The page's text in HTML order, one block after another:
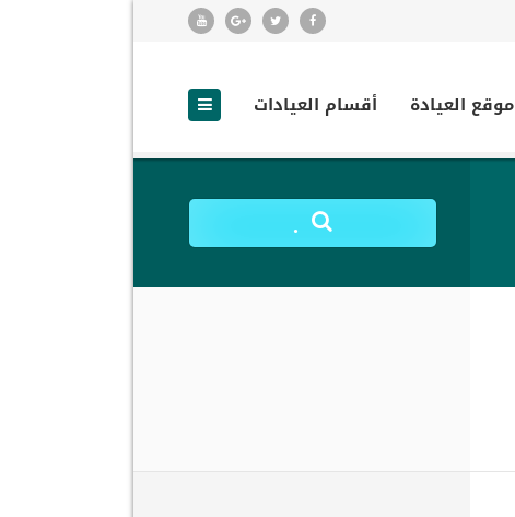
موقع العيادة أقسام العيادات
.